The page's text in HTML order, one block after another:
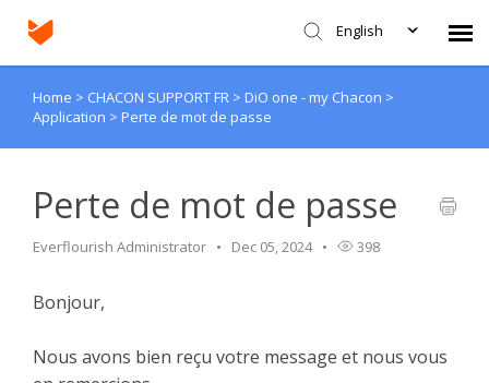
English
Agent Portal
Login
Home > CHACON SUPPORT FR > DiO one - my Chacon >
Application > Perte de mot de passe
Perte de mot de passe
Everflourish Administrator Dec 05, 2024 398
Bonjour,
Nous avons bien reçu votre message et nous vous